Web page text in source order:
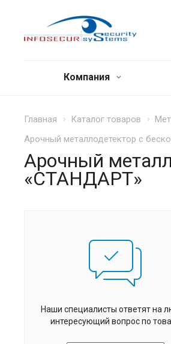
Компания
Главная Каталог товаров
Арочный металлодетектор с
Арочный
«СТАНДАРТ»
Наши специалисты ответят на
интересующий вопрос по